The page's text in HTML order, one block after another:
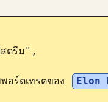
พอร์ตเทรตของ
Elon